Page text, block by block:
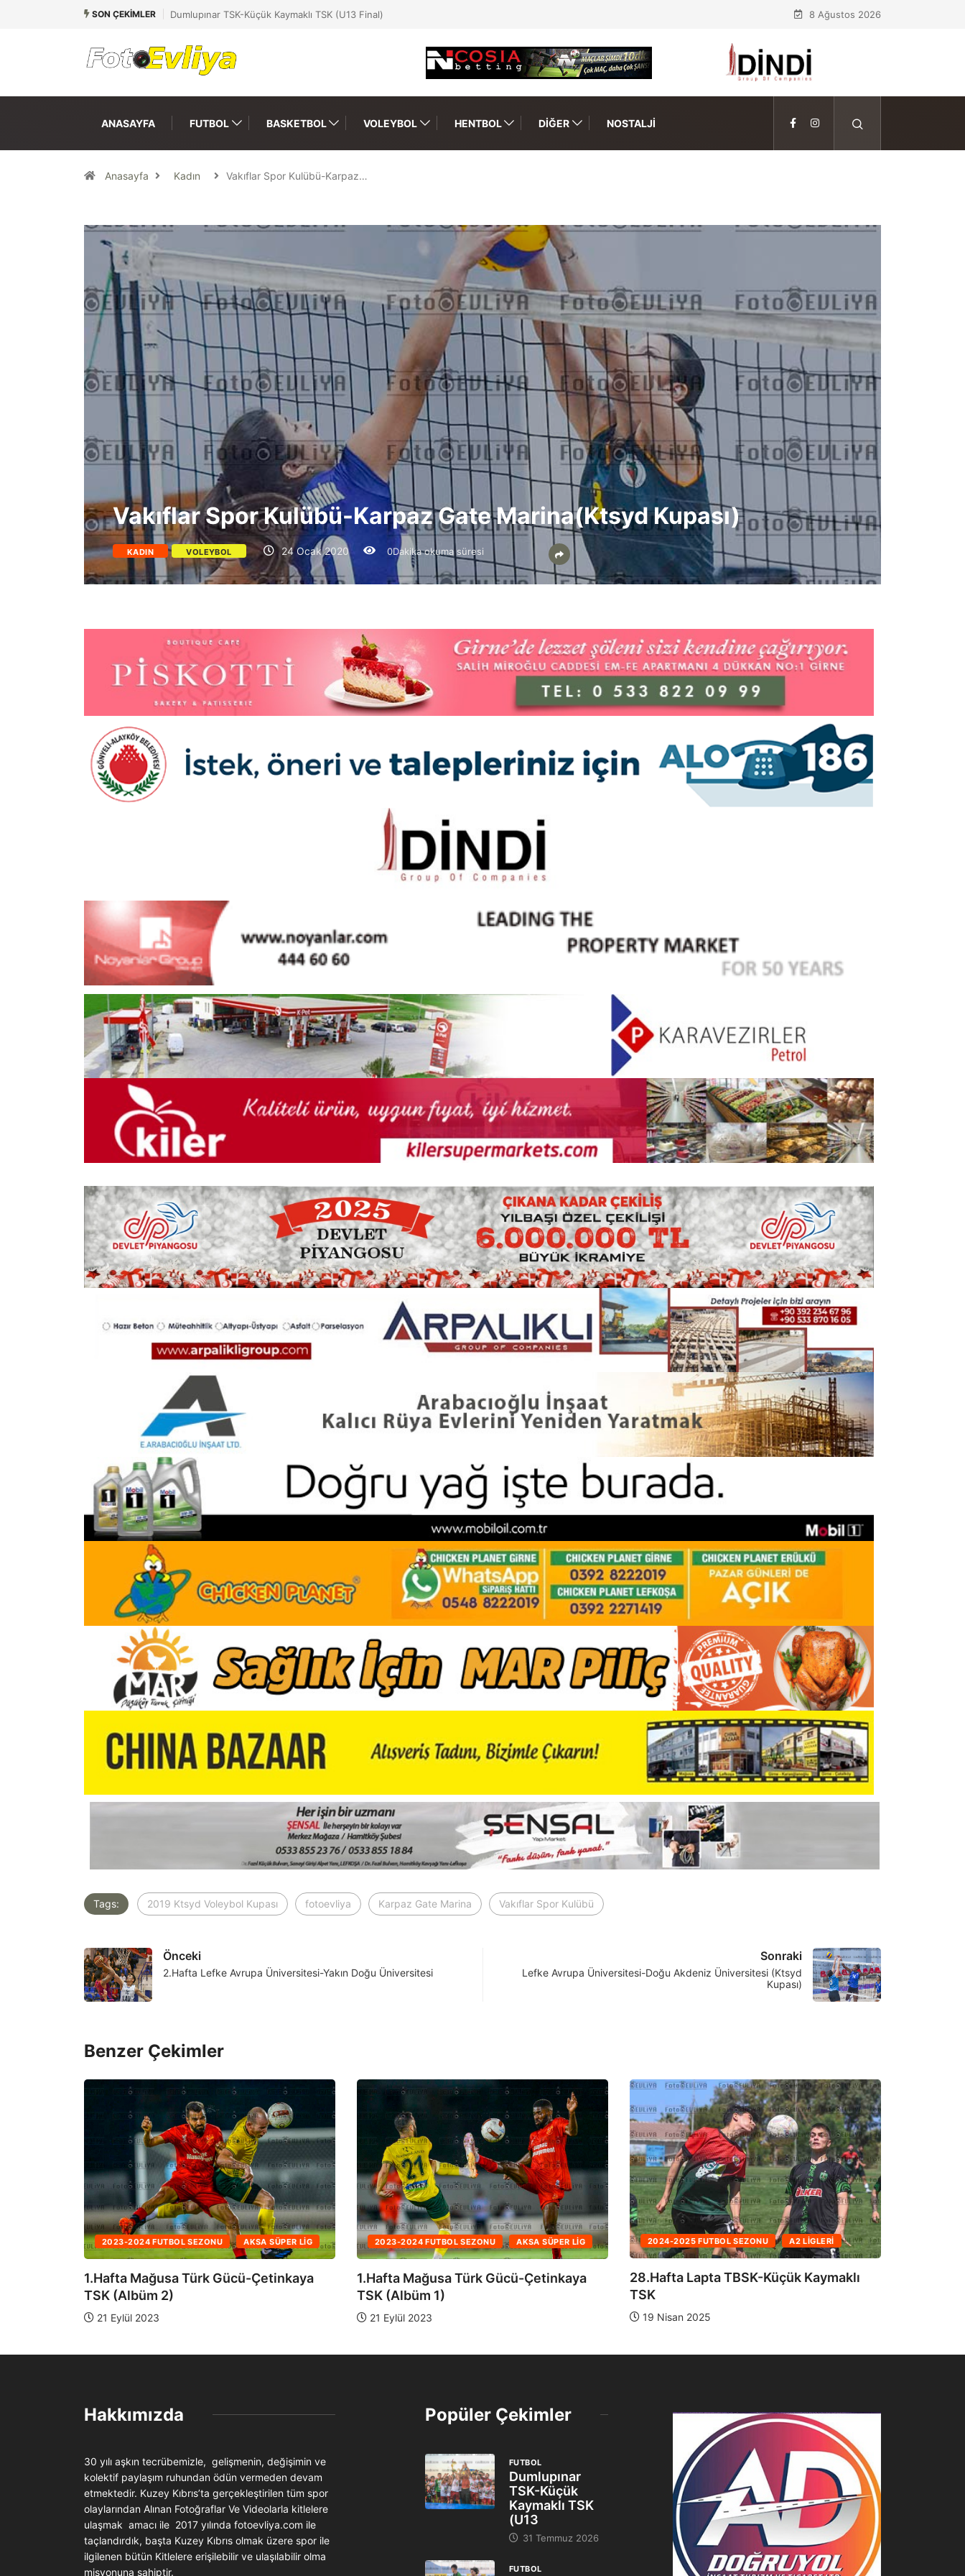
SON ÇEKIMLER Dumlupınar TSK-Küçük Kaymaklı TSK (U13 Final) 8 Ağustos 2026
ANASAYFA FUTBOL BASKETBOL VOLEYBOL HENTBOL DIĞER NOSTALJI
Anasayfa Kadın Vakıflar Spor Kulübü-Karpaz…
Vakıflar Spor Kulübü-Karpaz Gate Marina(Ktsyd Kupası)
KADIN VOLEYBOL 24 Ocak 2020 0Dakika okuma süresi
Tags: 2019 Ktsyd Voleybol Kupası fotoevliya Karpaz Gate Marina Vakıflar Spor Kulübü
Önceki
2.Hafta Lefke Avrupa Üniversitesi-Yakın Doğu Üniversitesi
Sonraki
Lefke Avrupa Üniversitesi-Doğu Akdeniz Üniversitesi (Ktsyd
Kupası)
Benzer Çekimler
2023-2024 FUTBOL SEZONU AKSA SÜPER LIG
1.Hafta Mağusa Türk Gücü-Çetinkaya
TSK (Albüm 2)
21 Eylül 2023
2023-2024 FUTBOL SEZONU AKSA SÜPER LIG
1.Hafta Mağusa Türk Gücü-Çetinkaya
TSK (Albüm 1)
21 Eylül 2023
2024-2025 FUTBOL SEZONU A2 LIGLERI
28.Hafta Lapta TBSK-Küçük Kaymaklı
TSK
19 Nisan 2025
Hakkımızda
30 yılı aşkın tecrübemizle, gelişmenin, değişimin ve
kolektif paylaşım ruhundan ödün vermeden devam
etmektedir. Kuzey Kıbrıs’ta gerçekleştirilen tüm spor
olaylarından Alınan Fotoğraflar Ve Videolarla kitlelere
ulaşmak amacı ile 2017 yılında fotoevliya.com ile
taçlandırdık, başta Kuzey Kıbrıs olmak üzere spor ile
ilgilenen bütün Kitlelere erişilebilir ve ulaşılabilir olma
misyonuna sahiptir.
Popüler Çekimler
FUTBOL
Dumlupınar
TSK-Küçük
Kaymaklı TSK
(U13
31 Temmuz 2026
FUTBOL